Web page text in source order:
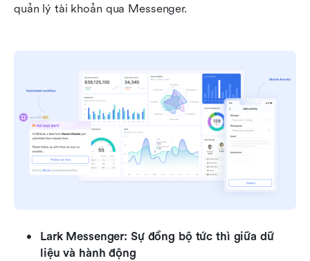
quản lý tài khoản qua Messenger.
Lark Messenger: Sự đồng bộ tức thì giữa dữ
liệu và hành động